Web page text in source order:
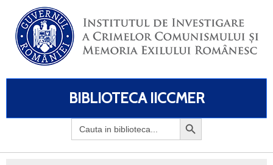
BIBLIOTECA IICCMER
Search
for: